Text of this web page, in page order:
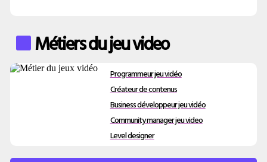
Métiers du jeu video
Programmeur jeu vidéo
Créateur de contenus
Business développeur jeu vidéo
Community manager jeu video
Level designer